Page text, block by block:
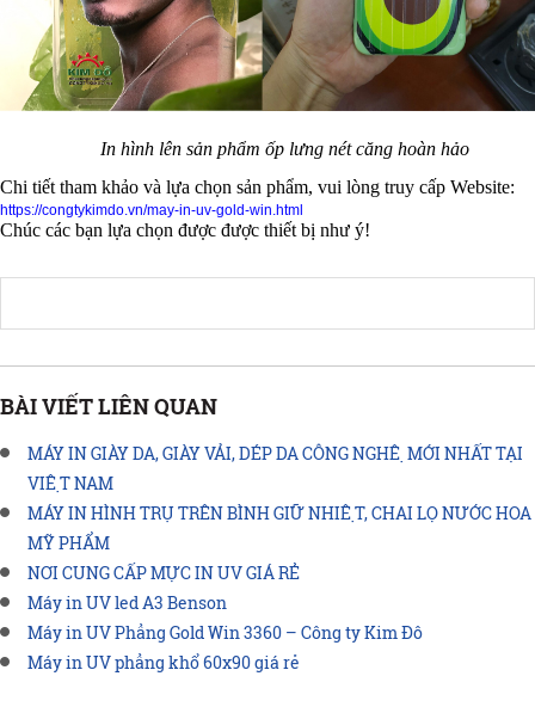
In hình lên sản phẩm ốp lưng nét căng hoàn hảo
Chi tiết tham khảo và lựa chọn sản phẩm, vui lòng truy cấp Website:
https://congtykimdo.vn/may-in-uv-gold-win.html
Chúc các bạn lựa chọn được được thiết bị như ý!
BÀI VIẾT LIÊN QUAN
MÁY IN GIÀY DA, GIÀY VẢI, DÉP DA CÔNG NGHỆ MỚI NHẤT TẠI
VIỆT NAM
MÁY IN HÌNH TRỤ TRÊN BÌNH GIỮ NHIỆT, CHAI LỌ NƯỚC HOA
MỸ PHẨM
NƠI CUNG CẤP MỰC IN UV GIÁ RẺ
Máy in UV led A3 Benson
Máy in UV Phẳng Gold Win 3360 – Công ty Kim Đô
Máy in UV phẳng khổ 60x90 giá rẻ